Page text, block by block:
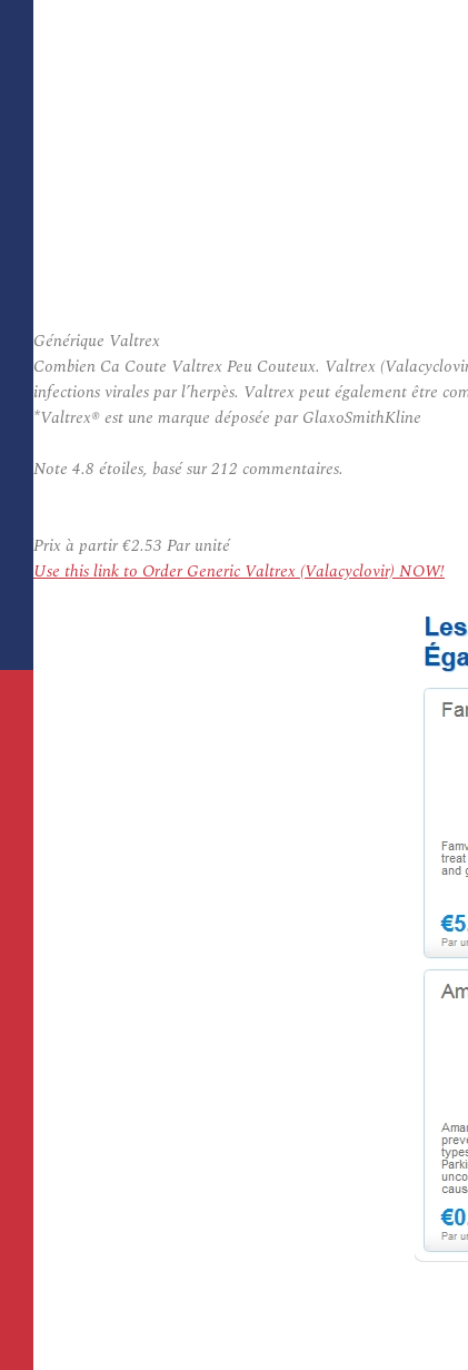
Générique Valtrex
Combien Ca Coute Valtrex Peu Couteux. Valtrex
infections virales par l’herpès. Valtrex peut également être
*Valtrex® est une marque déposée par GlaxoSmithKline
Note 4.8 étoiles, basé sur212 commentaires.
Prix à partir€2.53 Par unité
Use this link to Order Generic Valtrex (Valacyclovir) NOW!